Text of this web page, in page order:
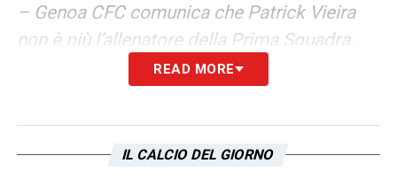
– Genoa CFC comunica che Patrick Vieira
non è più l’allenatore della Prima Squadra.
La società desidera ringraziare il tecnico e il
formula i migliori auguri per il prosieguo
READ MORE
IL CALCIO DEL GIORNO